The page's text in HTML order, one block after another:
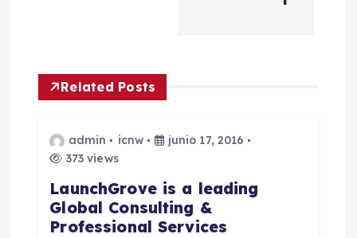
ó
n
Related Posts
admin icnw
junio 17, 2016
373 views
LaunchGrove is a leading
Global Consulting &
Professional Services